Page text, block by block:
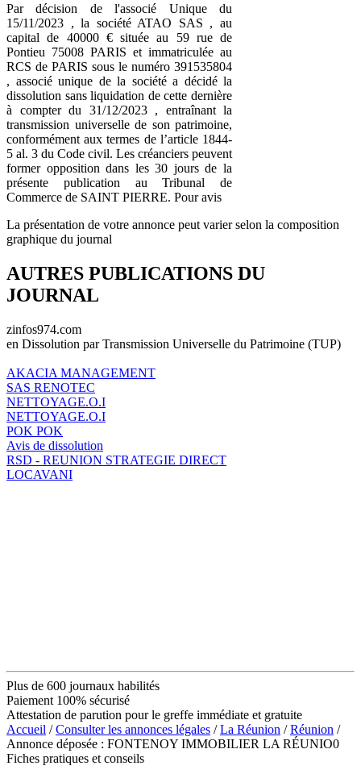
Par décision de l'associé Unique du
15/11/2023 , la société ATAO SAS , au
capital de 40000 € située au 59 rue de
Pontieu 75008 PARIS et immatriculée au
RCS de PARIS sous le numéro 391535804
, associé unique de la société a décidé la
dissolution sans liquidation de cette dernière
à compter du 31/12/2023 , entraînant la
transmission universelle de son patrimoine,
conformément aux termes de l’article 1844-
5 al. 3 du Code civil. Les créanciers peuvent
former opposition dans les 30 jours de la
présente publication au Tribunal de
Commerce de SAINT PIERRE. Pour avis
La présentation de votre annonce peut varier selon la composition
graphique du journal
AUTRES PUBLICATIONS DU
JOURNAL
zinfos974.com
en Dissolution par Transmission Universelle du Patrimoine (TUP)
AKACIA MANAGEMENT
SAS RENOTEC
NETTOYAGE.O.I
NETTOYAGE.O.I
POK POK
Avis de dissolution
RSD - REUNION STRATEGIE DIRECT
LOCAVANI
Plus de 600 journaux habilités
Paiement 100% sécurisé
Attestation de parution pour le greffe immédiate et gratuite
Accueil /Consulter les annonces légales /La Réunion /Réunion /
Annonce déposée : FONTENOY IMMOBILIER LA RÉUNIO0
Fiches pratiques et conseils